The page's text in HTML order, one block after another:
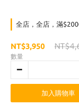
全店，全店，滿
NT$3,950
數量
加入購物車